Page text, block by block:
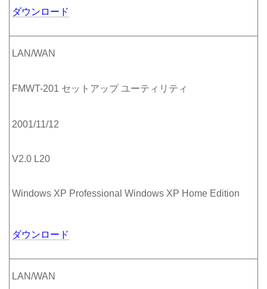
ダウンロード
LAN/WAN
FMWT-201 セットアップ ユーティリティ
2001/11/12
V2.0 L20
Windows XP Professional Windows XP Home Edition
ダウンロード
LAN/WAN